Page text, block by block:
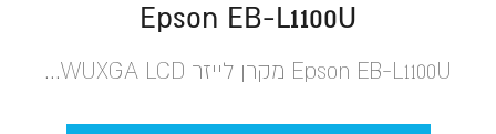
Epson EB-L1100U
Epson EB-L1100U מקרן לייזר WUXGA LCD...